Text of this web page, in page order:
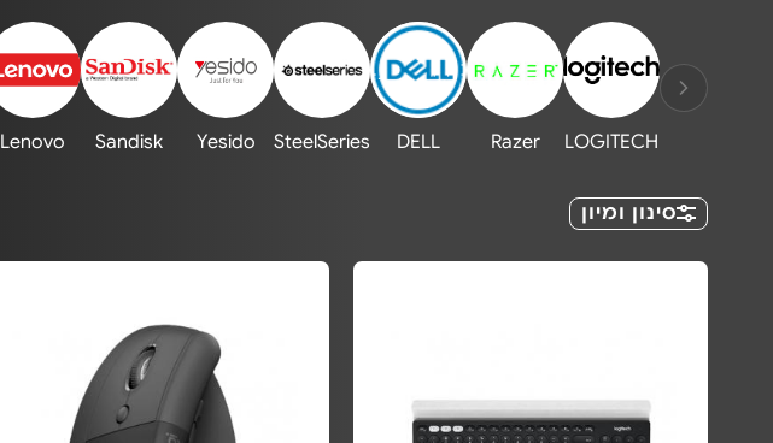
LOGITECH
Razer
DELL
SteelSeries
Yesido
Sandisk
Lenovo
סינון ומיון